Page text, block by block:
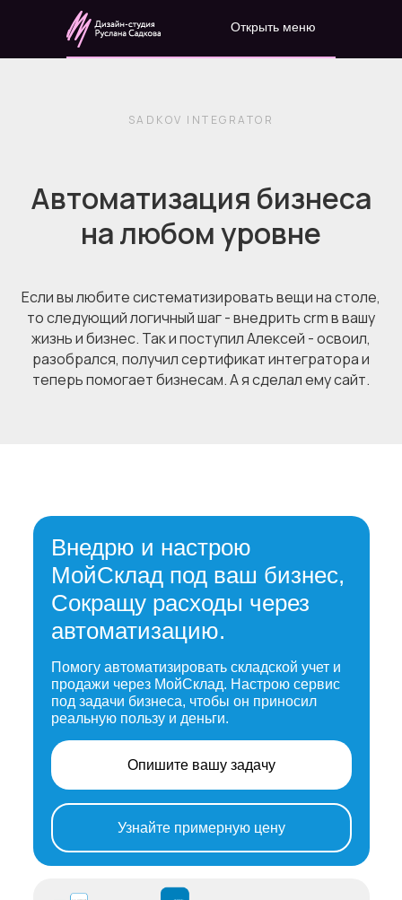
Открыть меню
SADKOV INTEGRATOR
Автоматизация бизнеса
на любом уровне
Если вы любите систематизировать вещи на столе,
то следующий логичный шаг - внедрить crm в вашу
жизнь и бизнес. Так и поступил Алексей - освоил,
разобрался, получил сертификат интегратора и
теперь помогает бизнесам. А я сделал ему сайт.
Внедрю и настрою
МойСклад под ваш бизнес,
Сокращу расходы через
автоматизацию.
Помогу автоматизировать складской учет и
продажи через МойСклад. Настрою сервис
под задачи бизнеса, чтобы он приносил
реальную пользу и деньги.
Опишите вашу задачу
Узнайте примерную цену